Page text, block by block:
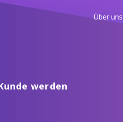
werden
Über uns